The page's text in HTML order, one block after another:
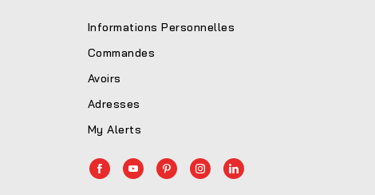
Informations Personnelles
Commandes
Avoirs
Adresses
My Alerts